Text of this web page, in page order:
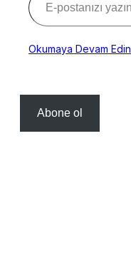
Okumaya Devam Edin
Abone ol